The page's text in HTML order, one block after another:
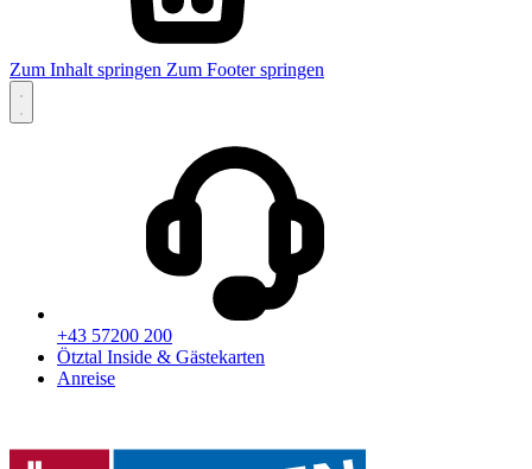
Zum Inhalt springen Zum Footer springen
+43 57200 200
Ötztal Inside & Gästekarten
Anreise